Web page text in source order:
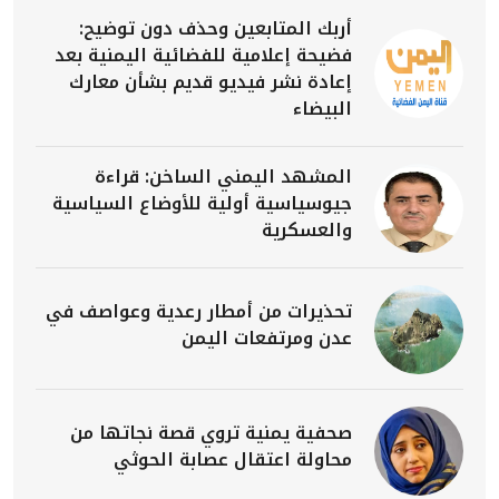
أربك المتابعين وحذف دون توضيح:
فضيحة إعلامية للفضائية اليمنية بعد
إعادة نشر فيديو قديم بشأن معارك
البيضاء
المشهد اليمني الساخن: قراءة
جيوسياسية أولية للأوضاع السياسية
والعسكرية
تحذيرات من أمطار رعدية وعواصف في
عدن ومرتفعات اليمن
صحفية يمنية تروي قصة نجاتها من
محاولة اعتقال عصابة الحوثي